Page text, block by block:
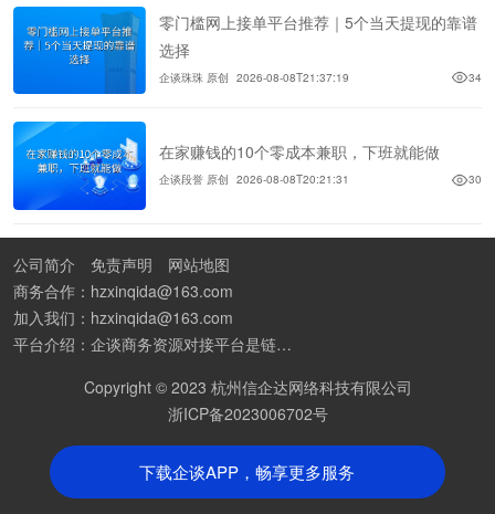
零门槛网上接单平台推荐｜5个当天提现的靠谱
选择
企谈珠珠 原创 2026-08-08T21:37:19 34
在家赚钱的10个零成本兼职，下班就能做
企谈段誉 原创 2026-08-08T20:21:31 30
下载企谈APP，畅享更多服务
公司简介 免责声明
网站地图
商务合作：hzxinqida@163.com
加入我们：hzxinqida@163.com
平台介绍：企谈商务资源对接平台是链接资源人脉与客户的平台,也是地推app接任务平台、地推拉新团队接单平台。平台汇聚100W+商务资源，地推拉新、APP推广、BD异业合作等业务可免费发布。同时全国的地推团队和个人都可在地推接单平台找到赚钱项目和分享交流地推问题。
Copyright © 2023 杭州信企达网络科技有限公司
浙ICP备2023006702号